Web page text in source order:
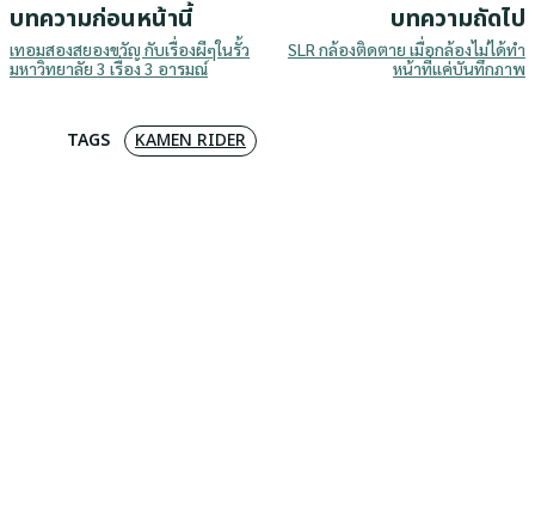
บทความก่อนหน้านี้
เทอมสองสยองขวัญ กับเรื่องผีๆในรั้ว
มหาวิทยาลัย 3 เรื่อง 3 อารมณ์
บทความถัดไป
SLR กล้องติดตาย เมื่อกล้องไม่ได้ทำ
หน้าที่แค่บันทึกภาพ
TAGS KAMEN RIDER